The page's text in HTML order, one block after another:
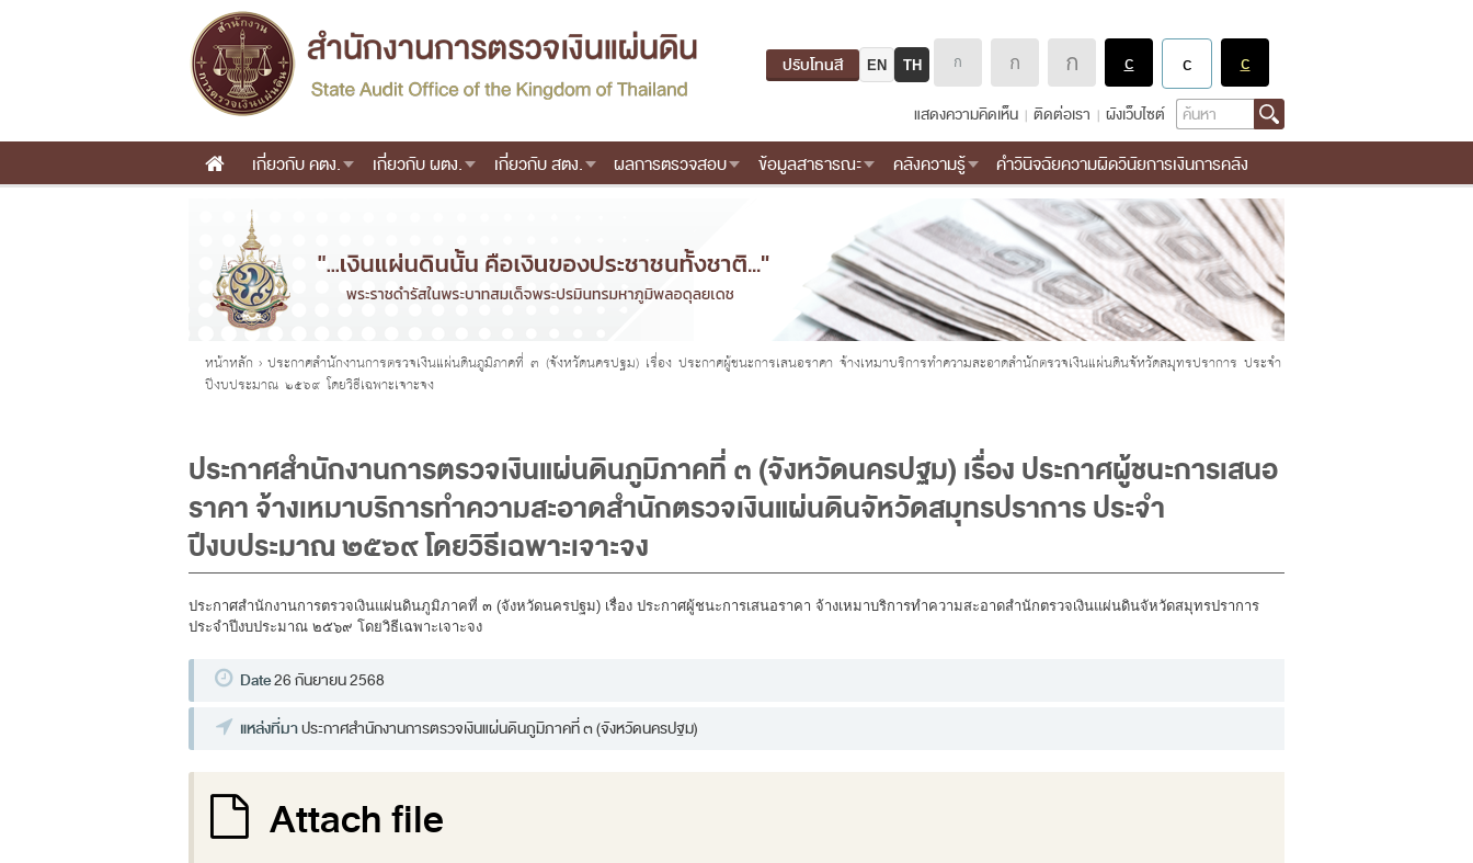
ปรับโทนสี EN TH
Search
แสดงความคิดเห็น ติดต่อเรา ผังเว็บไซต์
Main menu
เกี่ยวกับ คตง. เกี่ยวกับ ผตง. เกี่ยวกับ สตง. ผลการตรวจสอบ ข้อมูลสาธารณะ คลังความรู้ คำวินิจฉัยความผิดวินัยการเงินการคลัง
คุณอยู่ที่
หน้าหลัก › ประกาศสำนักงานการตรวจเงินแผ่นดินภูมิภาคที่ ๓ (จังหวัดนครปฐม) เรื่อง ประกาศผู้ชนะการเสนอราคา จ้างเหมาบริการทำความสะอาดสำนักตรวจเงินแผ่นดินจัหวัดสมุทรปราการ ประจำ
ปีงบประมาณ ๒๕๖๙ โดยวิธีเฉพาะเจาะจง
ประกาศสำนักงานการตรวจเงินแผ่นดินภูมิภาคที่ ๓ (จังหวัดนครปฐม) เรื่อง ประกาศผู้ชนะการเสนอ
ราคา จ้างเหมาบริการทำความสะอาดสำนักตรวจเงินแผ่นดินจัหวัดสมุทรปราการ ประจำ
ปีงบประมาณ ๒๕๖๙ โดยวิธีเฉพาะเจาะจง
ประกาศสำนักงานการตรวจเงินแผ่นดินภูมิภาคที่ ๓ (จังหวัดนครปฐม) เรื่อง ประกาศผู้ชนะการเสนอราคา จ้างเหมาบริการทำความสะอาดสำนักตรวจเงินแผ่นดินจัหวัดสมุทรปราการ
ประจำปีงบประมาณ ๒๕๖๙ โดยวิธีเฉพาะเจาะจง
Date26 กันยายน 2568
แหล่งที่มาประกาศสำนักงานการตรวจเงินแผ่นดินภูมิภาคที่ ๓ (จังหวัดนครปฐม)
Attach file